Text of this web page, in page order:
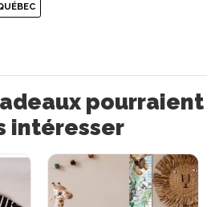
pourraient
intéresser